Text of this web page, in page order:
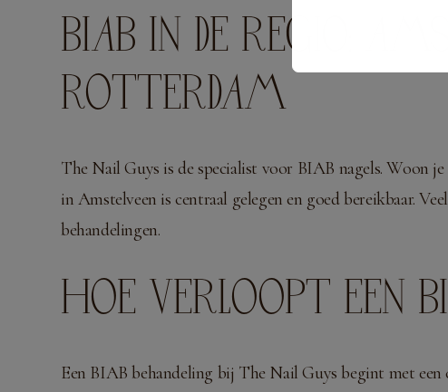
BIAB IN DE REGIO:
ROTTERDAM
The Nail Guys is de specialist voor BIAB nagels. Woon
in Amstelveen is centraal gelegen en goed bereikbaar.
behandelingen.
HOE VERLOOPT EEN
Een BIAB behandeling bij The Nail Guys begint met een